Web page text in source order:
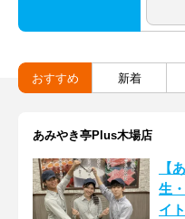
おすすめ 新着
あみやき亭Plus木場店
【
生
イ